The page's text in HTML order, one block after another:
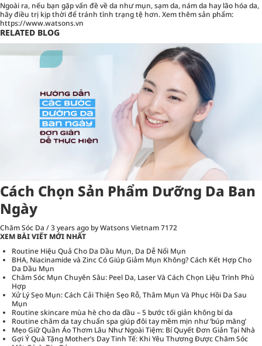
Ngoài ra, nếu bạn gặp vấn đề về da như mụn, sạm da, nám da hay lão hóa da,
hãy điều trị kịp thời để tránh tình trạng tệ hơn. Xem thêm sản phẩm:
https://www.watsons.vn
RELATED BLOG
Cách Chọn Sản Phẩm Dưỡng Da Ban
Ngày
Chăm Sóc Da /3 years ago by Watsons Vietnam7172
XEM BÀI VIẾT MỚI NHẤT
Routine Hiệu Quả Cho Da Dầu Mụn, Da Dễ Nổi Mụn
BHA, Niacinamide và Zinc Có Giúp Giảm Mụn Không? Cách Kết Hợp Cho
Da Dầu Mụn
Chăm Sóc Mụn Chuyên Sâu: Peel Da, Laser Và Cách Chọn Liệu Trình Phù
Hợp
Xử Lý Sẹo Mụn: Cách Cải Thiện Sẹo Rỗ, Thâm Mụn Và Phục Hồi Da Sau
Mụn
Routine skincare mùa hè cho da dầu – 5 bước tối giản không bí da
Routine chăm da tay chuẩn spa giúp đôi tay mềm mịn như ‘búp măng’
Mẹo Giữ Quần Áo Thơm Lâu Như Ngoài Tiệm: Bí Quyết Đơn Giản Tại Nhà
Gợi Ý Quà Tặng Mother’s Day Tinh Tế: Khi Yêu Thương Được Chăm Sóc